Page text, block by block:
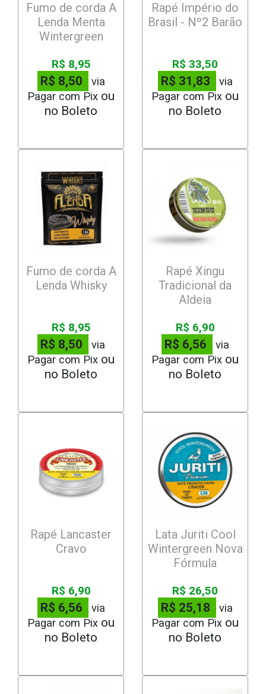
Fumo de corda A
Lenda Menta
Wintergreen
R$ 8,95
R$ 8,50
via
Pagar com Pix
Rapé Império do
Brasil - Nº2 Barão
R$ 33,50
R$ 31,83
via
Pagar com Pix
Fumo de corda A
Lenda Whisky
R$ 8,95
R$ 8,50
via
Pagar com Pix
Rapé Xingu
Tradicional da
Aldeia
R$ 6,90
R$ 6,56
via
Pagar com Pix
Rapé Lancaster
Cravo
R$ 6,90
R$ 6,56
via
Pagar com Pix
Lata Juriti Cool
Wintergreen Nova
Fórmula
R$ 26,50
R$ 25,18
via
Pagar com Pix